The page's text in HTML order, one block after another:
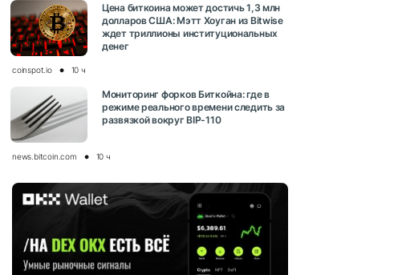
Цена биткоина может достичь 1,3 млн
долларов США: Мэтт Хоуган из Bitwise
ждет триллионы институциональных
денег
coinspot.io 10 ч
Мониторинг форков Биткойна: где в
режиме реального времени следить за
развязкой вокруг BIP-110
news.bitcoin.com 10 ч